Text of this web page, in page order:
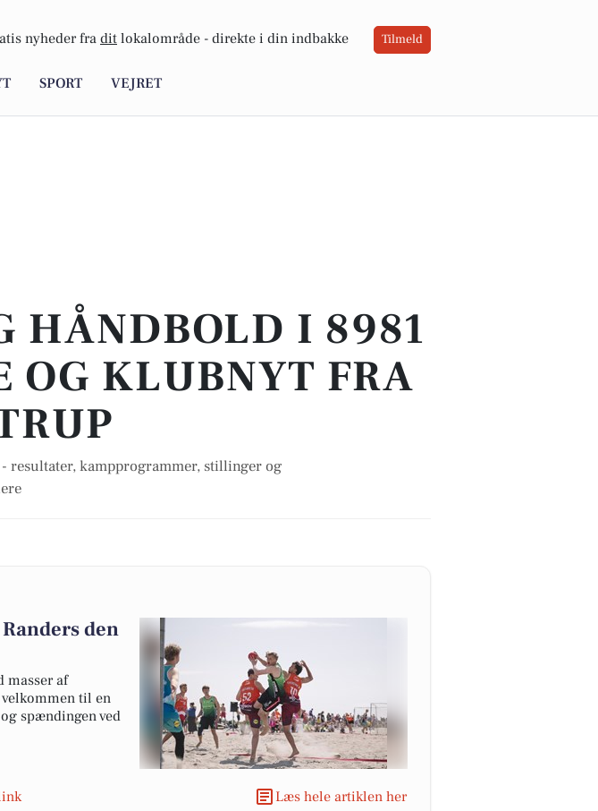
nyheder fra dit lokalområde - direkte i din indbakke Tilmeld
SPORT VEJRET
HÅNDBOLD I 8981
OG KLUBNYT FRA
resultater, kampprogrammer, stillinger og
den
masser af
til en
spændingen ved
Læs hele artiklen her